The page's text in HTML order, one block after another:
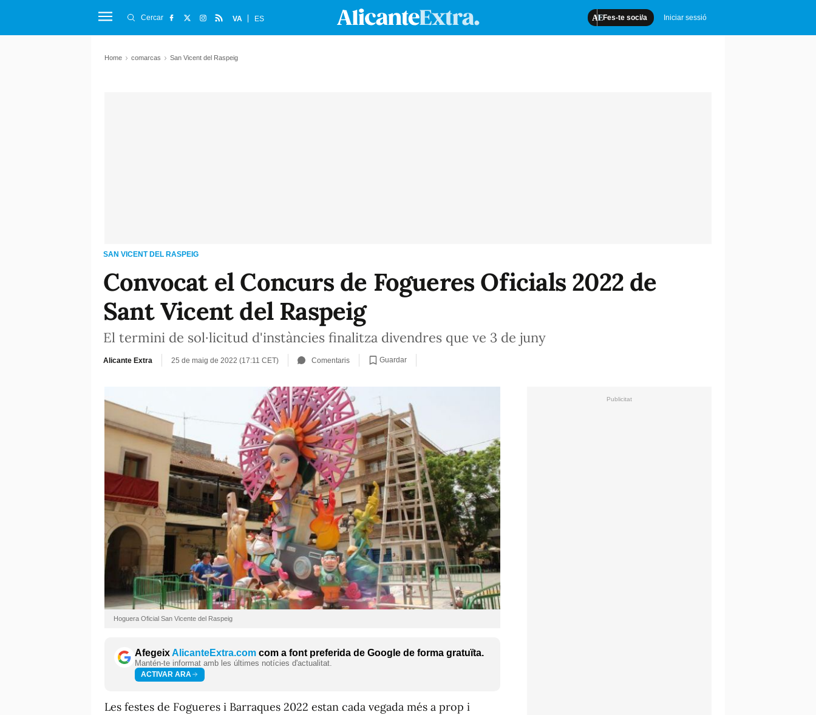
Fes-te soci/a Iniciar sessió
Cercar VA ES
Home comarcas San Vicent del Raspeig
SAN VICENT DEL RASPEIG
Convocat el Concurs de Fogueres Oficials 2022 de
Sant Vicent del Raspeig
El termini de sol·licitud d'instàncies finalitza divendres que ve 3 de juny
Alicante Extra 25 de maig de 2022 (17:11 CET) Comentaris Guardar
Hoguera Oficial San Vicente del Raspeig
AfegeixAlicanteExtra.com com a font preferida de Google de forma gratuïta.
Mantén-te informat amb les últimes notícies d'actualitat.
ACTIVAR ARA
Les festes de Fogueres i Barraques 2022 estan cada vegada més a prop i